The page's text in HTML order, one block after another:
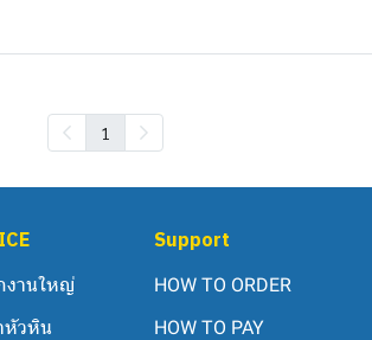
1
งานใหญ่
หัวหิน
Support
HOW TO ORDER
HOW TO PAY